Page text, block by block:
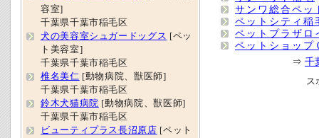
サンワ総合ペッ
ペットシティ稲
ペットプラザロ
ペットショップ
⇒ 千
ス
容室]
千葉県千葉市稲毛区
犬の美容室シュガードッグス [ペッ
ト美容室]
千葉県千葉市稲毛区
椎名美仁 [動物病院、獣医師]
千葉県千葉市稲毛区
鈴木犬猫病院 [動物病院、獣医師]
千葉県千葉市稲毛区
ビューティプラス長沼原店 [ペット